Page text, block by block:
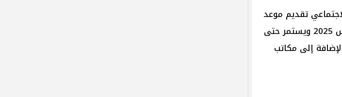
تقديم موعد
صرف معاشات شهر أبريل 2025، وسيبدأ الصرف في 25 مارس 2025 ويستمر حتى
إلى مكاتب